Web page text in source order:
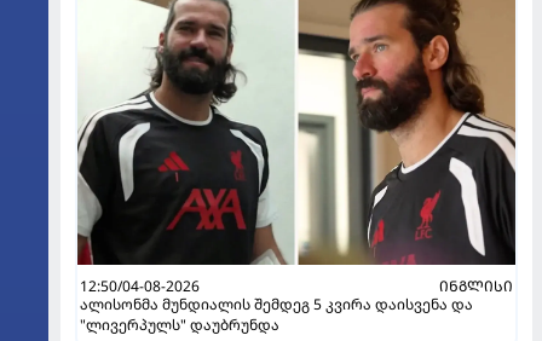
12:50/04-08-2026
ᲘᲜᲒᲚᲘᲡᲘ
ალისონმა მუნდიალის შემდეგ 5 კვირა დაისვენა და
"ლივერპულს" დაუბრუნდა